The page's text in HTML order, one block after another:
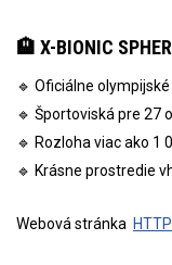
🏨 X-BIONIC
🔹 Oficiálne
🔹 Športoviská pre 27
🔹 Rozloha viac ako 1
🔹 Krásne prostredie
Webová stránka